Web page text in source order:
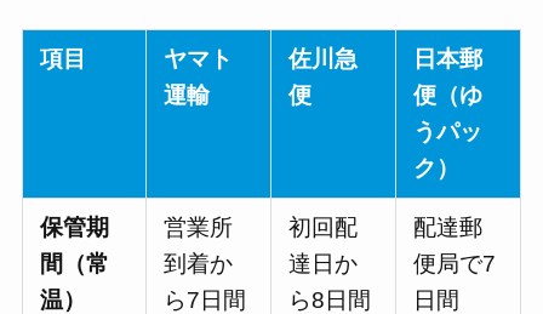
項目
ヤマト
運輸
佐川急
便
日本郵
便（ゆ
うパッ
ク）
保管期
間（常
温）
営業所
到着か
ら7日間
初回配
達日か
ら8日間
配達郵
便局で7
日間